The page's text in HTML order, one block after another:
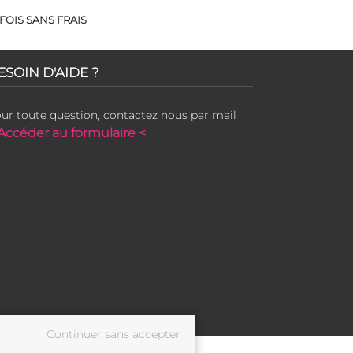
SANS FRAIS
D'AIDE ?
toute question, contactez nous par mail
au formulaire <